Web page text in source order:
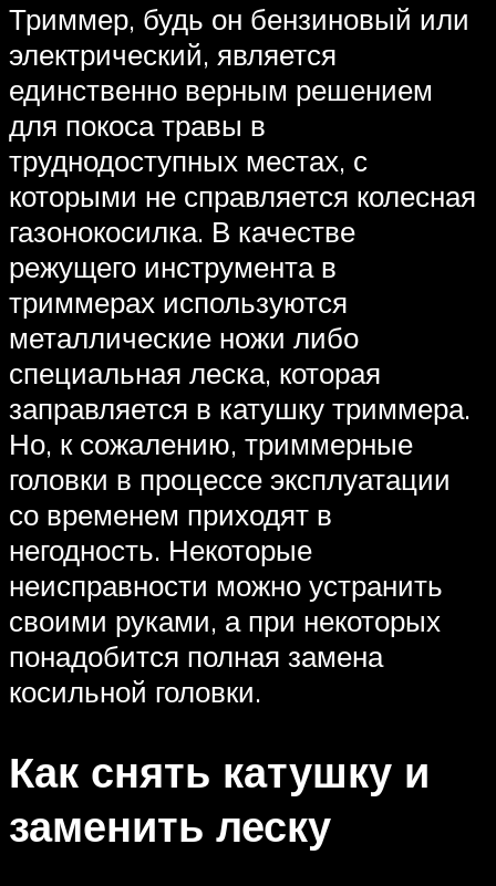
Триммер, будь он бензиновый или
электрический, является
единственно верным решением
для покоса травы в
труднодоступных местах, с
которыми не справляется колесная
газонокосилка. В качестве
режущего инструмента в
триммерах используются
металлические ножи либо
специальная леска, которая
заправляется в катушку триммера.
Но, к сожалению, триммерные
головки в процессе эксплуатации
со временем приходят в
негодность. Некоторые
неисправности можно устранить
своими руками, а при некоторых
понадобится полная замена
косильной головки.
Как снять катушку и
заменить леску